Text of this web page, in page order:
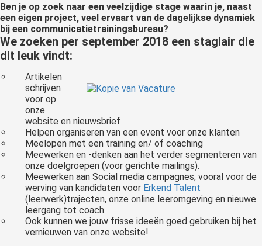
Ben je op zoek naar een veelzijdige stage waarin je, naast
een eigen project, veel ervaart van de dagelijkse dynamiek
bij een communicatietrainingsbureau?
We zoeken per september 2018 een stagiair die
dit leuk vindt:
Artikelen
schrijven
voor op
onze
website en nieuwsbrief
Helpen organiseren van een event voor onze klanten
Meelopen met een training en/ of coaching
Meewerken en -denken aan het verder segmenteren van
onze doelgroepen (voor gerichte mailings).
Meewerken aan Social media campagnes, vooral voor de
werving van kandidaten voor Erkend Talent
(leerwerk)trajecten, onze online leeromgeving en nieuwe
leergang tot coach.
Ook kunnen we jouw frisse ideeën goed gebruiken bij het
vernieuwen van onze website!